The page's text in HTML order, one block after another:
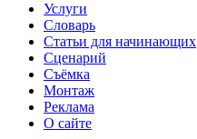
Услуги
Словарь
Статьи для начинающих
Сценарий
Съёмка
Монтаж
Реклама
О сайте